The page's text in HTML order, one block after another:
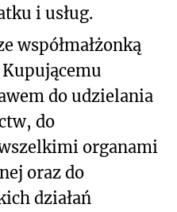
i usług.
współmałżonką
do udzielania
do
organami
oraz do
działań